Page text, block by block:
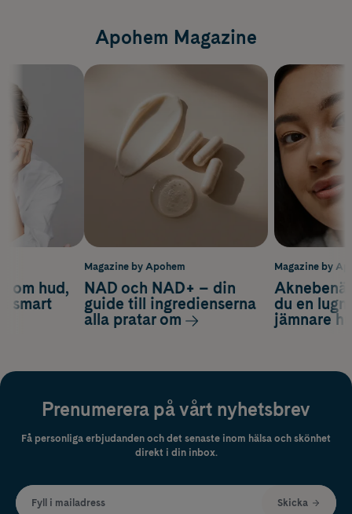
Apohem Magazine
Magazine by
du en
jämnare
om hud,
smart
Magazine by Apohem
NAD och NAD+ – din
guide till ingredienserna
alla pratar om
Prenumerera på vårt nyhetsbrev
Få personliga erbjudanden och det senaste inom hälsa och skönhet
direkt i din inbox.
Fyll i mailadress Skicka